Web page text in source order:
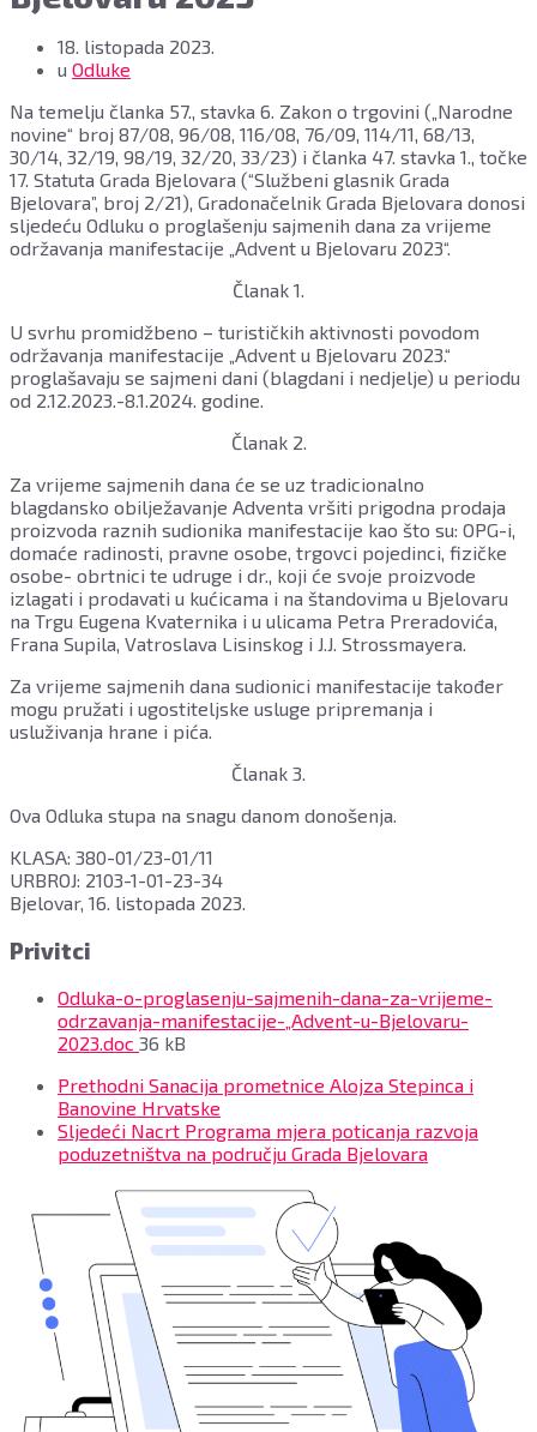
18. listopada 2023.
u Odluke
Na temelju članka 57., stavka 6. Zakon o trgovini („Narodne
novine“ broj 87/08, 96/08, 116/08, 76/09, 114/11, 68/13,
30/14, 32/19, 98/19, 32/20, 33/23) i članka 47. stavka 1., točke
17. Statuta Grada Bjelovara (“Službeni glasnik Grada
Bjelovara”, broj 2/21), Gradonačelnik Grada Bjelovara donosi
sljedeću Odluku o proglašenju sajmenih dana za vrijeme
održavanja manifestacije „Advent u Bjelovaru 2023“.
Članak 1.
U svrhu promidžbeno – turističkih aktivnosti povodom
održavanja manifestacije „Advent u Bjelovaru 2023.“
proglašavaju se sajmeni dani (blagdani i nedjelje) u periodu
od 2.12.2023.-8.1.2024. godine.
Članak 2.
Za vrijeme sajmenih dana će se uz tradicionalno
blagdansko obilježavanje Adventa vršiti prigodna prodaja
proizvoda raznih sudionika manifestacije kao što su: OPG-i,
domaće radinosti, pravne osobe, trgovci pojedinci, fizičke
osobe- obrtnici te udruge i dr., koji će svoje proizvode
izlagati i prodavati u kućicama i na štandovima u Bjelovaru
na Trgu Eugena Kvaternika i u ulicama Petra Preradovića,
Frana Supila, Vatroslava Lisinskog i J.J. Strossmayera.
Za vrijeme sajmenih dana sudionici manifestacije također
mogu pružati i ugostiteljske usluge pripremanja i
usluživanja hrane i pića.
Članak 3.
Ova Odluka stupa na snagu danom donošenja.
KLASA: 380-01/23-01/11
URBROJ: 2103-1-01-23-34
Bjelovar, 16. listopada 2023.
Privitci
Odluka-o-proglasenju-sajmenih-dana-za-vrijeme-
odrzavanja-manifestacije-„Advent-u-Bjelovaru-
2023.doc File
36 kB
Prethodni Sanacija prometnice Alojza Stepinca i
Banovine Hrvatske
Sljedeći Nacrt Programa mjera poticanja razvoja
poduzetništva na području Grada Bjelovara